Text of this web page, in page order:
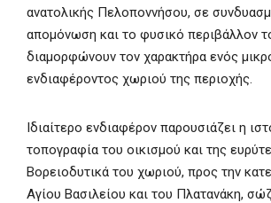
ανατολικής Πελοποννήσου, σε
απομόνωση και το φυσικό περιβάλλον
διαμορφώνουν τον χαρακτήρα ενός
ενδιαφέροντος χωριού της περιοχής.
Ιδιαίτερο ενδιαφέρον παρουσιάζει η
τοπογραφία του οικισμού και της
Βορειοδυτικά του χωριού, προς την
Αγίου Βασιλείου και του Πλατανάκη,